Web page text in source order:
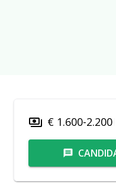
payments € 1.600-
message